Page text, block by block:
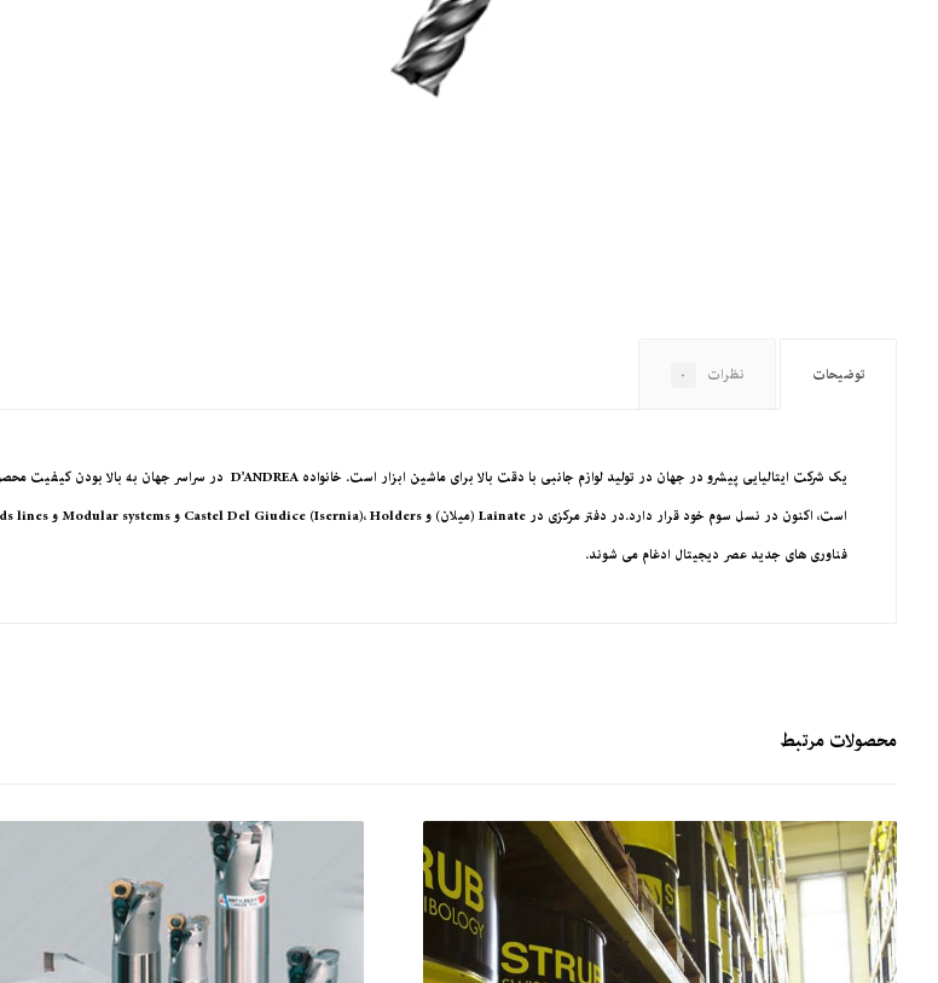
توضیحات نظرات ۰
فناوری های جدید عصر دیجیتال ادغام می شوند.
محصولات مرتبط